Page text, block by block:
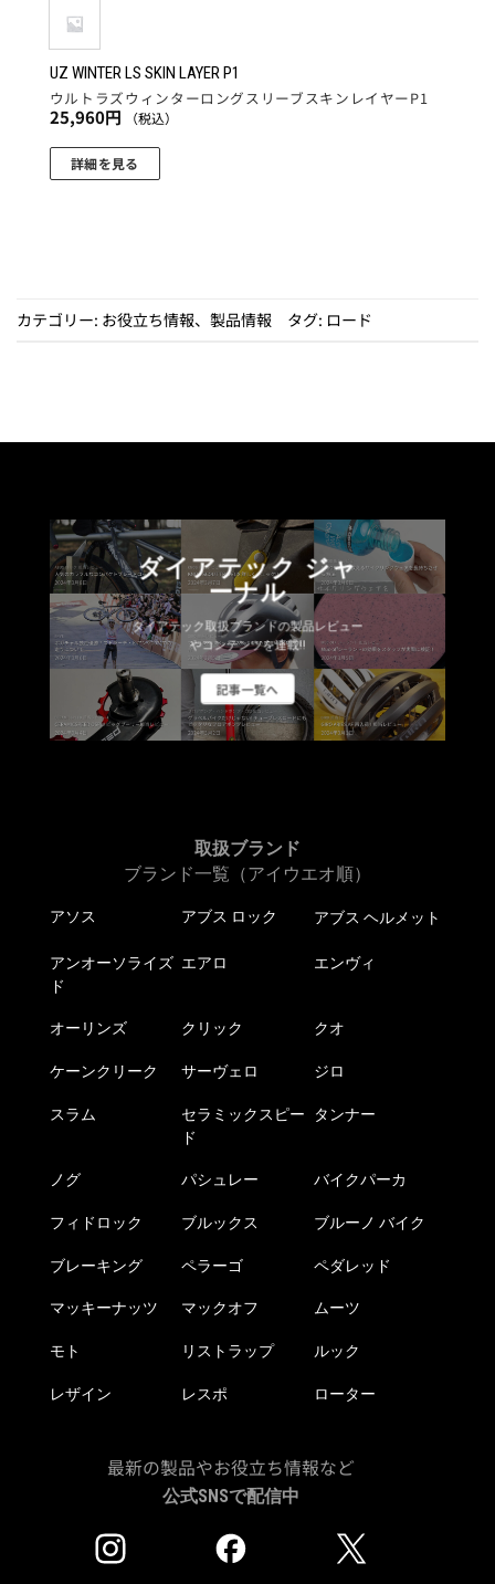
UZ WINTER LS SKIN LAYER P1
ウルトラズウィンターロングスリーブスキンレイヤーP1
25,960円 （税込）
詳細を見る
は
リ
シ
ョ
ン
が
あ
り
ま
オ
ペ
ー
ジ
ら
択
で
す
カテゴリー: お役立ち情報、 製品情報 タグ: ロード
ダイアテック ジャ
ーナル
ダイアテック取扱ブランドの製品レビュー
やコンテンツを連載!!
記事一覧へ
取扱ブランド
ブランド一覧（アイウエオ順）
アソス アブス ロック アブス ヘルメット
アンオーソライズ
ド
エアロ エンヴィ
オーリンズ クリック クオ
ケーンクリーク サーヴェロ ジロ
スラム
セラミックスピー
ド
タンナー
ノグ パシュレー バイクパーカ
フィドロック ブルックス ブルーノ バイク
ブレーキング ペラーゴ ペダレッド
マッキーナッツ マックオフ ムーツ
モト リストラップ ルック
レザイン レスポ ローター
最新の製品やお役立ち情報など
公式SNSで配信中